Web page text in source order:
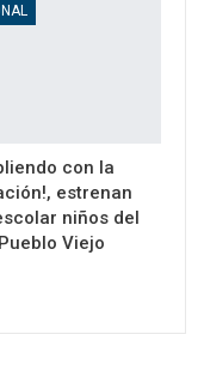
con la
estrenan
niños del
Viejo